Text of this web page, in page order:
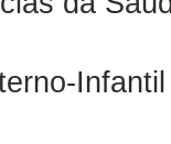
Infantil